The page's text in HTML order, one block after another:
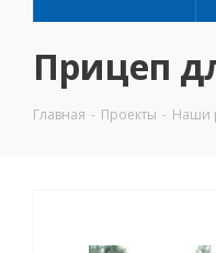
Прицеп
Главная - Проекты - Наши